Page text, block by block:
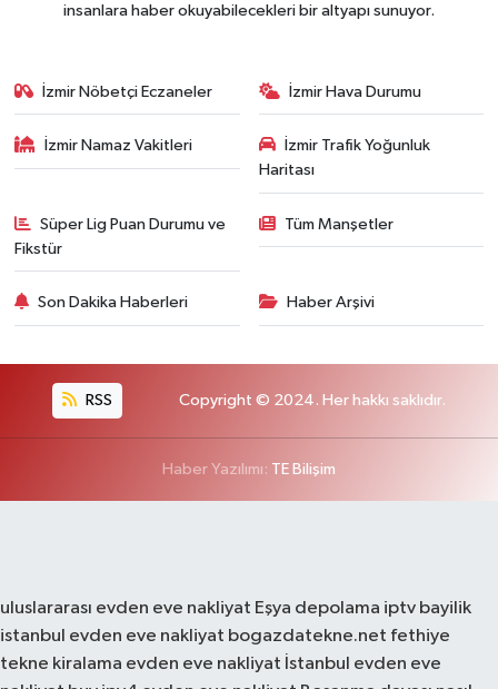
insanlara haber okuyabilecekleri bir altyapı sunuyor.
İzmir Nöbetçi Eczaneler İzmir Hava Durumu
İzmir Namaz Vakitleri
İzmir Trafik Yoğunluk
Haritası
Süper Lig Puan Durumu ve
Fikstür
Tüm Manşetler
Son Dakika Haberleri Haber Arşivi
RSS Copyright © 2024. Her hakkı saklıdır.
Haber Yazılımı: TE Bilişim
uluslararası evden eve nakliyat Eşya depolama iptv bayilik
istanbul evden eve nakliyat bogazdatekne.net fethiye
tekne kiralama evden eve nakliyat İstanbul evden eve